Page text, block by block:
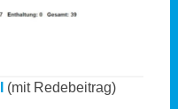
(mit Redebeitrag)